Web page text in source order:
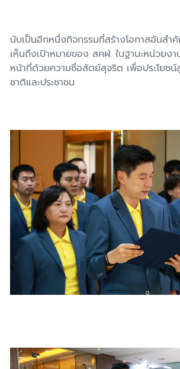
นับเป็นอีกหนึ่งกิจกรรมที่สร้างโอกาสอันสำ
เห็นถึงเป้าหมายของ สคฝ. ในฐานะหน่วย
หน้าที่ด้วยความซื่อสัตย์สุจริต เพื่อประโยชน์
ชาติและประชาชน